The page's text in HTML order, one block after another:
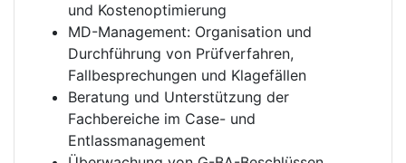
und Kostenoptimierung
MD-Management: Organisation und
Durchführung von Prüfverfahren,
Fallbesprechungen und Klagefällen
Beratung und Unterstützung der
Fachbereiche im Case- und
Entlassmanagement